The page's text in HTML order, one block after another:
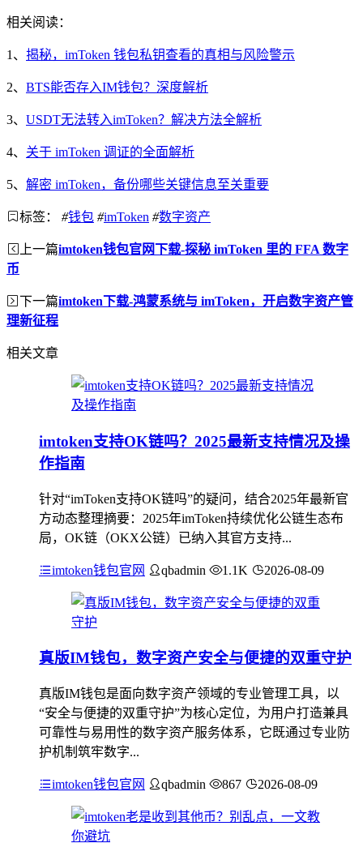
相关阅读：
1、 揭秘，imToken 钱包私钥查看的真相与风险警示
2、 BTS能否存入IM钱包？深度解析
3、 USDT无法转入imToken？解决方法全解析
4、 关于 imToken 调证的全面解析
5、 解密 imToken，备份哪些关键信息至关重要
标签： #钱包 #imToken #数字资产
上一篇imtoken钱包官网下载-探秘 imToken 里的 FFA 数字
币
下一篇imtoken下载-鸿蒙系统与 imToken，开启数字资产管
理新征程
相关文章
imtoken支持OK链吗？2025最新支持情况及操
作指南
针对“imToken支持OK链吗”的疑问，结合2025年最新官
方动态整理摘要：2025年imToken持续优化公链生态布
局，OK链（OKX公链）已纳入其官方支持...
imtoken钱包官网 qbadmin 1.1K 2026-08-09
真版IM钱包，数字资产安全与便捷的双重守护
真版IM钱包是面向数字资产领域的专业管理工具，以
“安全与便捷的双重守护”为核心定位，为用户打造兼具
可靠性与易用性的数字资产服务体系，它既通过专业防
护机制筑牢数字...
imtoken钱包官网 qbadmin 867 2026-08-09